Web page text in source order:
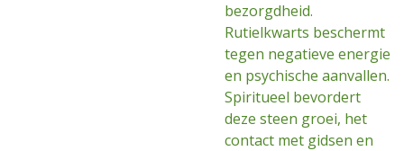
bezorgdheid.
Rutielkwarts beschermt
tegen negatieve energie
en psychische aanvallen.
Spiritueel bevordert
deze steen groei, het
contact met gidsen en